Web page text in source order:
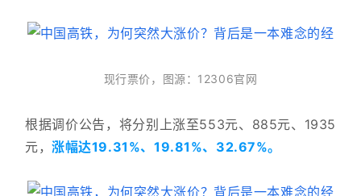
现行票价，图源：12306官网
根据调价公告，将分别上涨至553元、885元、1935
元，涨幅达19.31%、19.81%、32.67%。